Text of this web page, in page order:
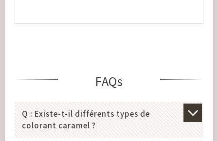
FAQs
Q : Existe-t-il différents types de
colorant caramel ?